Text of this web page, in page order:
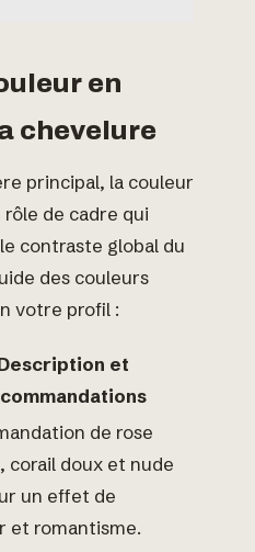
en
chevelure
principal, la couleur
de cadre qui
contraste global du
des couleurs
votre profil :
et
de rose
corail doux et nude
un effet de
et romantisme.